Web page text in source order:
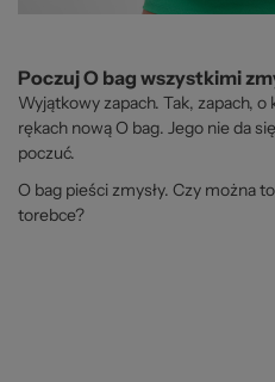
Poczuj O bag wszystkimi
Wyjątkowy zapach. Tak, zapach,
rękach nową O bag. Jego nie da
poczuć.
O bag pieści zmysły. Czy można
torebce?